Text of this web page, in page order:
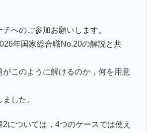
へのご参加お願いします。
年国家総合職No.20の解説と共
がこのように解けるのか，何を用意
した。
2については，4つのケースでは使え